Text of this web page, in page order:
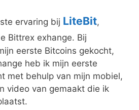
ervaring bij LiteBit,
Bittrex exhange. Bij
eerste Bitcoins gekocht,
heb ik mijn eerste
met behulp van mijn mobiel,
video van gemaakt die ik